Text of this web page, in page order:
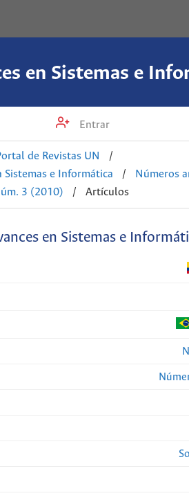
en Sistemas e
Entrar
de Revistas UN
/
Sistemas e Informática
/
Números
3 (2010) / Artículos
en Sistemas e